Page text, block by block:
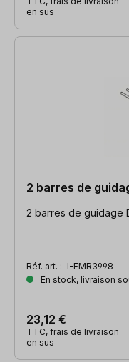
en sus
2 barres de
2 barres de guidage
Réf. art. : I-FMR3998
En stock, livraison
23,12 €
TTC, frais de livraison
en sus